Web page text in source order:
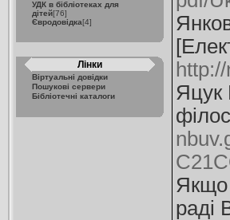
УДК в бібліотеках для
дітей[76]
Євродовідка[4]
Лінки
Віртуальні довідки
Пошукові сервери
Бібліотечні каталоги
Яцук
Якщо
раді